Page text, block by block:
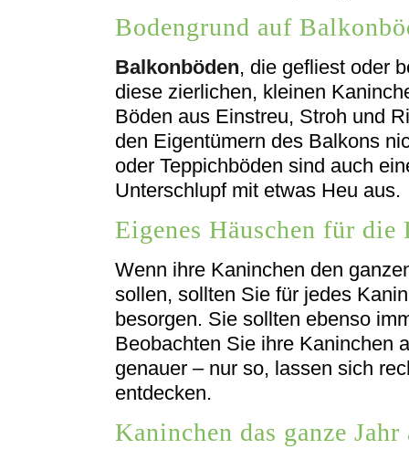
Bodengrund auf
Balkonböden, die gefliest oder
diese zierlichen, kleinen
Böden aus Einstreu, Stroh und
den Eigentümern des Balkons
oder Teppichböden sind auch
Unterschlupf mit etwas Heu aus.
Eigenes Häuschen für die
Wenn ihre Kaninchen den
sollen, sollten Sie für jedes
besorgen. Sie sollten ebenso
Beobachten Sie ihre Kaninchen
genauer – nur so, lassen sich
entdecken.
Kaninchen das ganze